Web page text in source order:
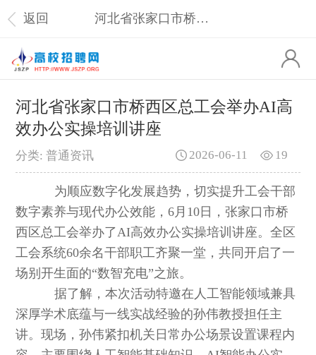
返回 河北省张家口市桥西区总工会举办AI高效办公实操培训讲座
河北省张家口市桥西区总工会举办AI高
效办公实操培训讲座
分类: 普通资讯 19
2026-06-11
为顺应数字化发展趋势，切实提升工会干部
数字素养与现代办公效能，6月10日，张家口市桥
西区总工会举办了AI高效办公实操培训讲座。全区
工会系统60余名干部职工齐聚一堂，共同开启了一
场别开生面的“数智充电”之旅。
据了解，本次活动特邀在人工智能领域兼具
深厚学术底蕴与一线实战经验的孙伟教授担任主
讲。现场，孙伟紧扣机关日常办公场景设置课程内